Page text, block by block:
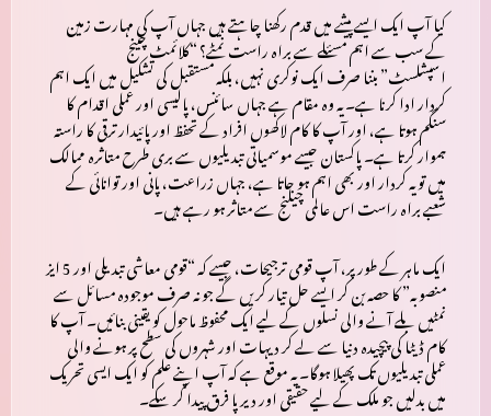
کیا آپ ایک ایسے پیشے میں قدم رکھنا چاہتے ہیں جہاں آپ کی مہارت زمین
کے سب سے اہم مسئلے سے براہ راست نمٹے؟“کلائمٹ چینج
اسپشلسٹ”بننا صرف ایک نوکری نہیں، بلکہ مستقبل کی تشکیل میں ایک اہم
کردار ادا کرنا ہے۔ یہ وہ مقام ہے جہاں سائنس، پالیسی اور عملی اقدام کا
سنگم ہوتا ہے، اور آپ کا کام لاکھوں افراد کے تحفظ اور پائیدار ترقی کا راستہ
ہموار کرتا ہے۔ پاکستان جیسے موسمیاتی تبدیلیوں سے بری طرح متاثرہ ممالک
میں تو یہ کردار اور بھی اہم ہو جاتا ہے، جہاں زراعت، پانی اور توانائی کے
شعبے براہ راست اس عالمی چیلنج سے متاثر ہو رہے ہیں۔
ایک ماہر کے طور پر، آپ قومی ترجیحات، جیسے کہ
“قومی معاشی تبدیلی اور 5 ایز
منصوبہ”کا حصہ بن کر ایسے حل تیار کریں گے جو نہ صرف موجودہ مسائل سے
نمٹیں بلے آنے والی نسلوں کے لیے ایک محفوظ ماحول کو یقینی بنائیں۔ آپ کا
کام ڈیٹا کی پیچیدہ دنیا سے لے کر دیہات اور شہروں کی سطح پر ہونے والی
عملی تبدیلیوں تک پھیلا ہوگا۔ یہ موقع ہے کہ آپ اپنے علم کو ایک ایسی تحریک
میں بدلیں جو ملک کے لیے حقیقی اور دیرپا فرق پیدا کر سکے۔